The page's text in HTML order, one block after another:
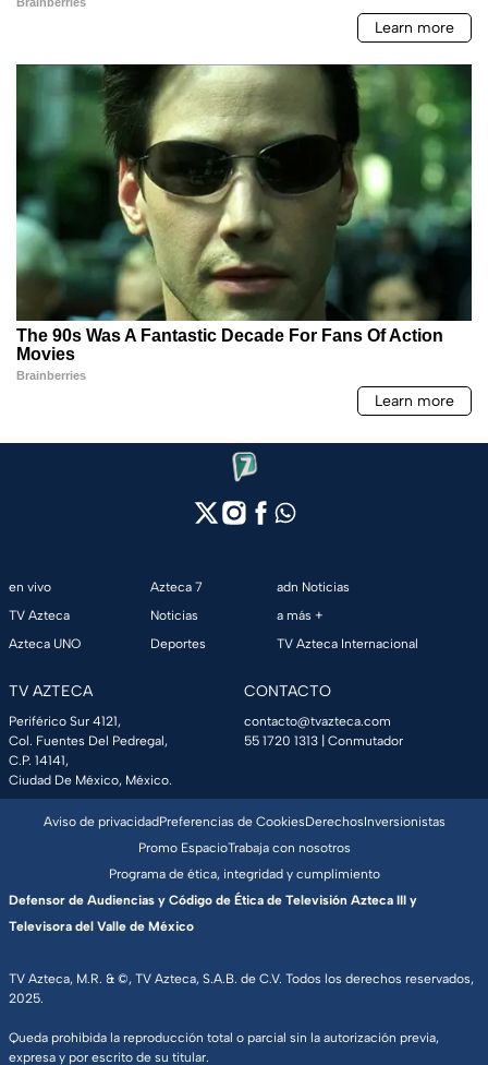
en vivo
TV Azteca
Azteca UNO
Azteca 7
Noticias
Deportes
adn Noticias
a más +
TV Azteca Internacional
TV AZTECA
Periférico Sur 4121,
Col. Fuentes Del Pedregal,
C.P. 14141,
Ciudad De México, México.
CONTACTO
contacto@tvazteca.com
55 1720 1313 | Conmutador
TV Azteca, M.R. & ©, TV Azteca, S.A.B. de C.V. Todos los derechos reservados,
2025.
Queda prohibida la reproducción total o parcial sin la autorización previa,
expresa y por escrito de su titular.
Aviso de privacidadPreferencias de CookiesDerechosInversionistas
Promo EspacioTrabaja con nosotros
Programa de ética, integridad y cumplimiento
Defensor de Audiencias y Código de Ética de Televisión Azteca III y
Televisora del Valle de México